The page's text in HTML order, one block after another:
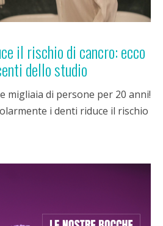
il rischio di cancro: ecco
dello studio
migliaia di persone per 20 anni!
i denti riduce il rischio